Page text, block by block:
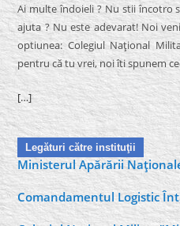
Ai multe îndoieli ? Nu stii încotro
ajuta ? Nu este adevarat! Noi
optiunea: Colegiul Naţional
pentru că tu vrei, noi îti spunem
[…]
Legături către instituţii
Ministerul Apărării
Comandamentul Logistic